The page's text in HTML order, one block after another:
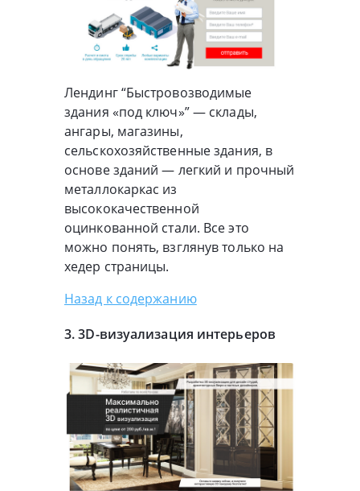
Лендинг “Быстровозводимые
здания «под ключ»” — склады,
ангары, магазины,
сельскохозяйственные здания, в
основе зданий — легкий и прочный
металлокаркас из
высококачественной
оцинкованной стали. Все это
можно понять, взглянув только на
хедер страницы.
Назад к содержанию
3.3D-визуализация интерьеров